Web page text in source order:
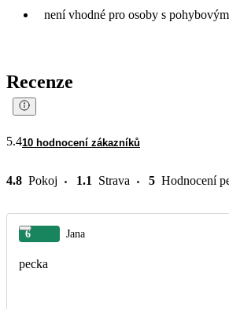
není vhodné pro osoby s
Recenze
5.410 hodnocení zákazníků
4.8 Pokoj 1.1 Strava 5 Hodnocení
6 Jana
pecka